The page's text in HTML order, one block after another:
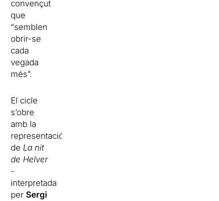
convençut
que
“semblen
obrir-se
cada
vegada
més”.
El cicle
s’obre
amb la
representació
de La nit
de Helver
-
interpretada
perSergi